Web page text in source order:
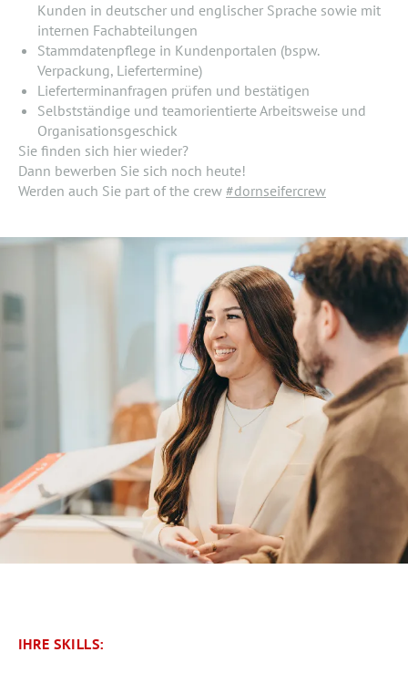
Kunden in deutscher und englischer Sprache sowie mit
internen Fachabteilungen
Stammdatenpflege in Kundenportalen (bspw.
Verpackung, Liefertermine)
Lieferterminanfragen prüfen und bestätigen
Selbstständige und teamorientierte Arbeitsweise und
Organisationsgeschick
Sie finden sich hier wieder?
Dann bewerben Sie sich noch heute!
Werden auch Sie part of the crew #dornseifercrew
IHRE SKILLS: